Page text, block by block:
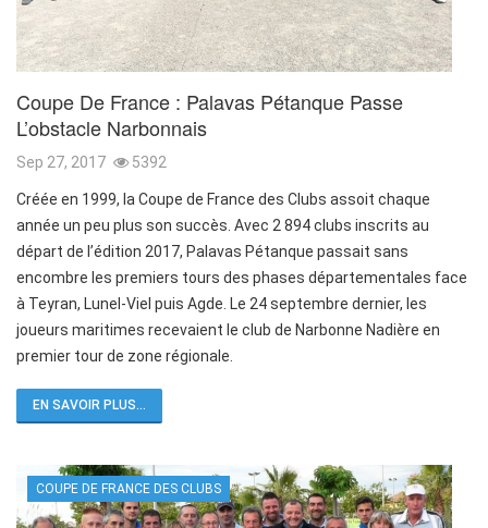
Coupe De France : Palavas Pétanque Passe
L’obstacle Narbonnais
Sep 27, 2017 5392
Créée en 1999, la Coupe de France des Clubs assoit chaque
année un peu plus son succès. Avec 2 894 clubs inscrits au
départ de l’édition 2017, Palavas Pétanque passait sans
encombre les premiers tours des phases départementales face
à Teyran, Lunel-Viel puis Agde. Le 24 septembre dernier, les
joueurs maritimes recevaient le club de Narbonne Nadière en
premier tour de zone régionale.
EN SAVOIR PLUS...
COUPE DE FRANCE DES CLUBS